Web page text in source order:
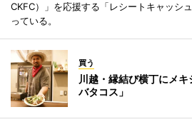
CKFC）」を応援する「レシートキャッシ
っている。
買う
川越・縁結び横丁にメ
バタコス」